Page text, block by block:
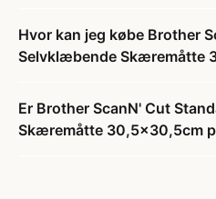
Hvor kan jeg købe Brother
Selvklæbende Skæremåtte
Er Brother ScanN' Cut
Skæremåtte 30,5x30,5cm